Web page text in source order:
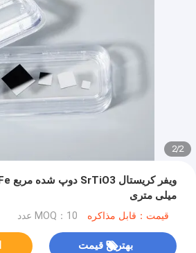
2
/
2
میلی متری
قیمت：قابل مذاکره MOQ：10 عدد
بهترین قیمت